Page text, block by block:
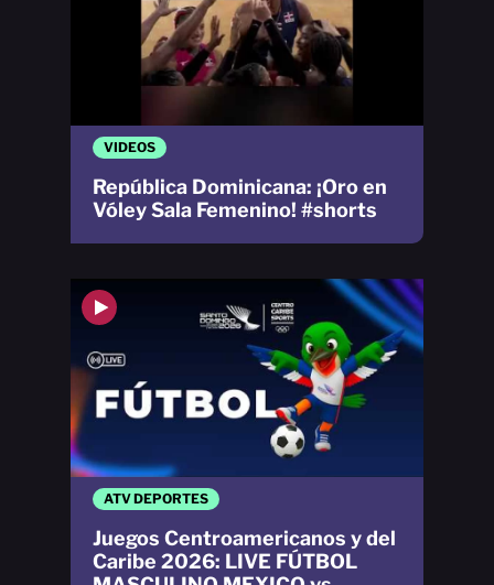
VIDEOS
República Dominicana: ¡Oro en
Vóley Sala Femenino! #shorts
ATV DEPORTES
Juegos Centroamericanos y del
Caribe 2026: LIVE FÚTBOL